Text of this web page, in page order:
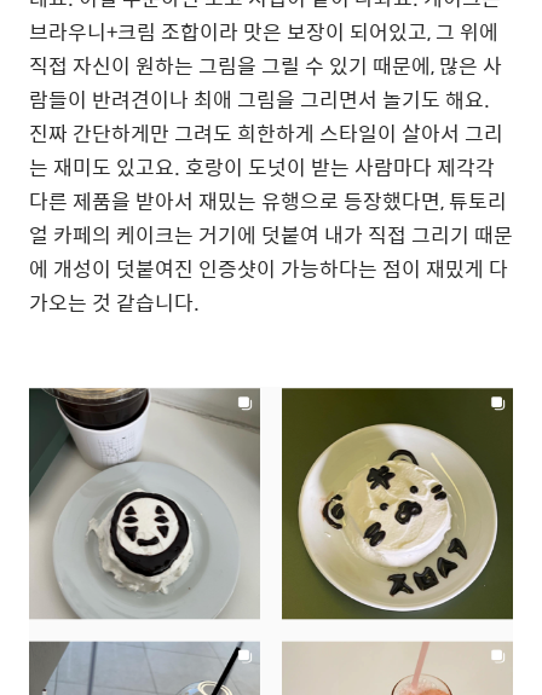
브라우니+크림 조합이라 맛은 보장이 되어있고, 그 위에
직접 자신이 원하는 그림을 그릴 수 있기 때문에, 많은 사
람들이 반려견이나 최애 그림을 그리면서 놀기도 해요.
진짜 간단하게만 그려도 희한하게 스타일이 살아서 그리
는 재미도 있고요. 호랑이 도넛이 받는 사람마다 제각각
다른 제품을 받아서 재밌는 유행으로 등장했다면, 튜토리
얼 카페의 케이크는 거기에 덧붙여 내가 직접 그리기 때문
에 개성이 덧붙여진 인증샷이 가능하다는 점이 재밌게 다
가오는 것 같습니다.